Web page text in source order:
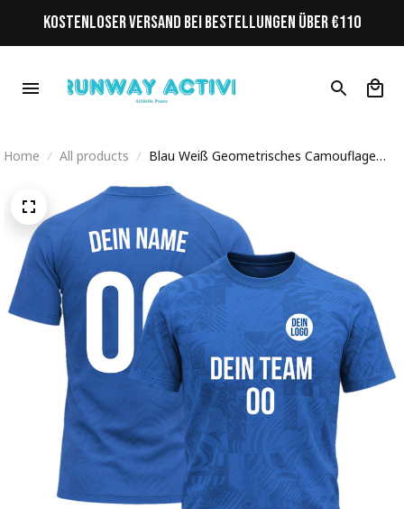
KOSTENLOSER VERSAND BEI BESTELLUNGEN ÜBER €110
Home All products
Blau Weiß Geometrisches Camouflage